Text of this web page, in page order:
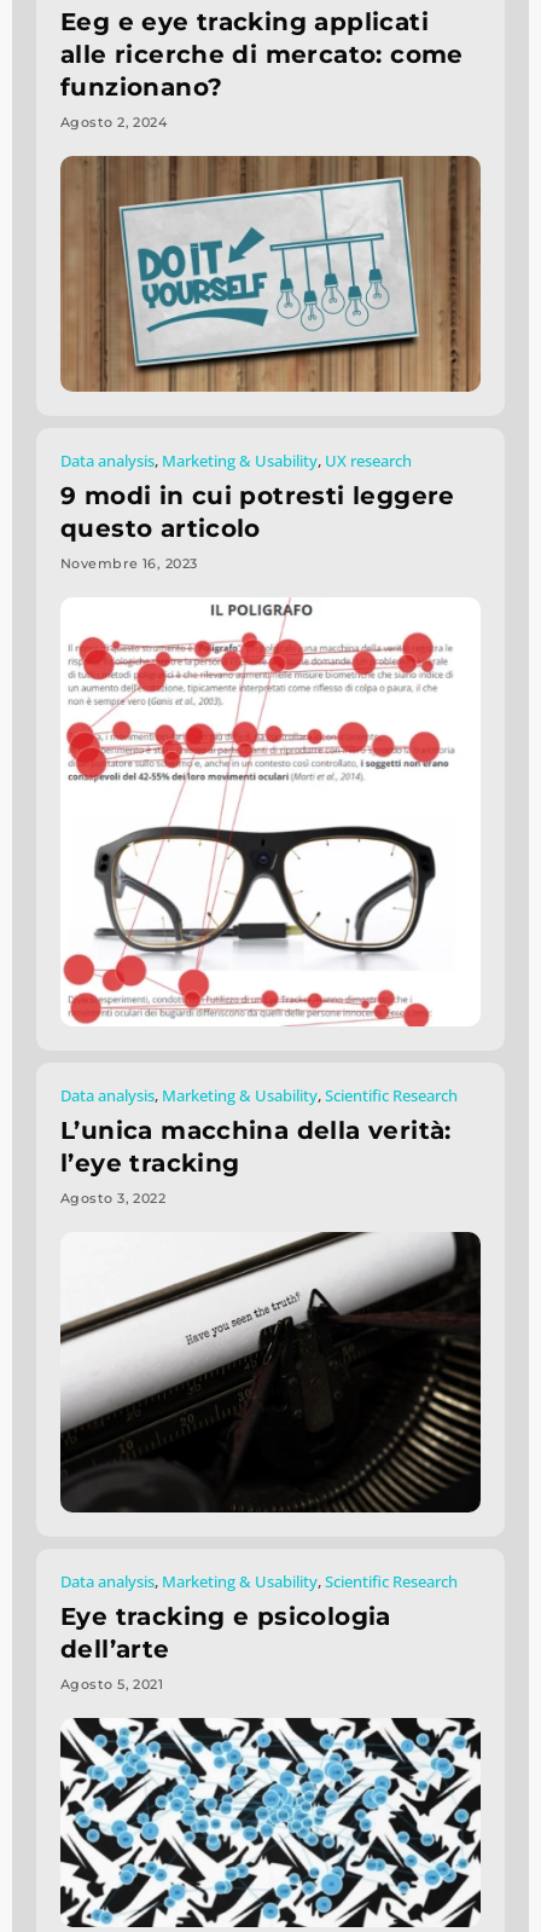
Eeg e eye tracking applicati
alle ricerche di mercato: come
funzionano?
Agosto 2, 2024
Data analysis, Marketing & Usability, UX research
9 modi in cui potresti leggere
questo articolo
Novembre 16, 2023
Data analysis, Marketing & Usability,Scientific Research
L’unica macchina della verità:
l’eye tracking
Agosto 3, 2022
Data analysis, Marketing & Usability,Scientific Research
Eye tracking e psicologia
dell’arte
Agosto 5, 2021